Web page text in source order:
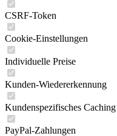
CSRF-Token
Cookie-Einstellungen
Individuelle Preise
Kunden-Wiedererkennung
Kundenspezifisches Caching
PayPal-Zahlungen